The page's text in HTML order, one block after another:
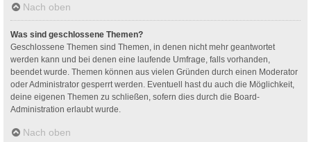
Nach oben
Was sind geschlossene Themen?
Geschlossene Themen sind Themen, in denen nicht mehr geantwortet
werden kann und bei denen eine laufende Umfrage, falls vorhanden,
beendet wurde. Themen können aus vielen Gründen durch einen Moderator
oder Administrator gesperrt werden. Eventuell hast du auch die Möglichkeit,
deine eigenen Themen zu schließen, sofern dies durch die Board-
Administration erlaubt wurde.
Nach oben